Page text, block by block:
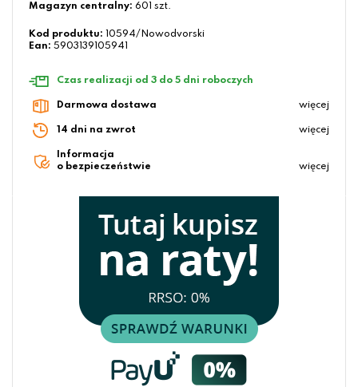
Magazyn centralny: 601 szt.
Kod produktu:
10594/Nowodvorski
Ean: 5903139105941
Czas realizacji od 3 do 5 dni roboczych
Darmowa dostawa więcej
14 dni na zwrot więcej
Informacja
o bezpieczeństwie
więcej